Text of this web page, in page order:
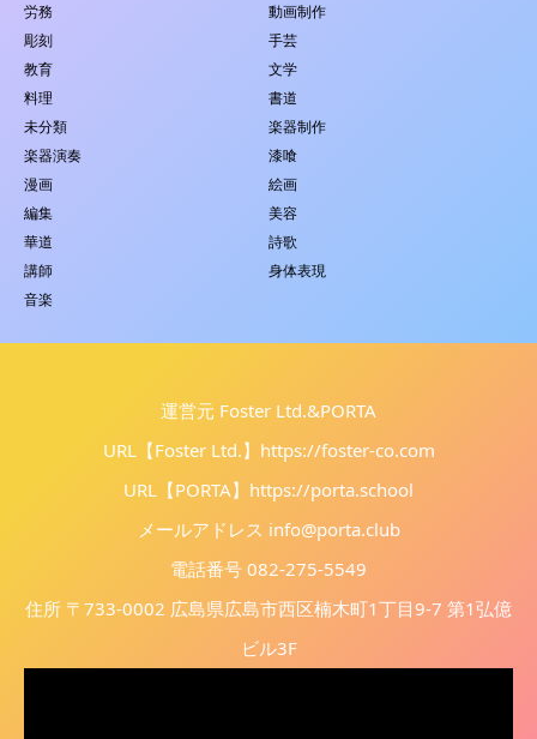
労務
動画制作
彫刻
手芸
教育
文学
料理
書道
未分類
楽器制作
楽器演奏
漆喰
漫画
絵画
編集
美容
華道
詩歌
講師
身体表現
音楽
運営元 Foster Ltd.&PORTA
URL【Foster Ltd.】 https://foster-co.com
URL【PORTA】 https://porta.school
メールアドレス info@porta.club
電話番号 082-275-5549
住所 〒733-0002 広島県広島市西区楠木町1丁目9-7 第1弘億
ビル3F